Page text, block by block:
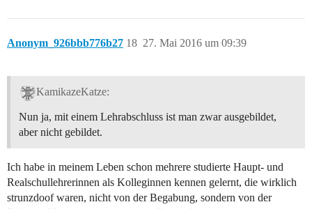
Anonym_926bbb776b27 27. Mai 2016 um 09:39
18
KamikazeKatze:
Nun ja, mit einem Lehrabschluss ist man zwar ausgebildet,
aber nicht gebildet.
Ich habe in meinem Leben schon mehrere studierte Haupt- und
Realschullehrerinnen als Kolleginnen kennen gelernt, die wirklich
strunzdoof waren, nicht von der Begabung, sondern von der